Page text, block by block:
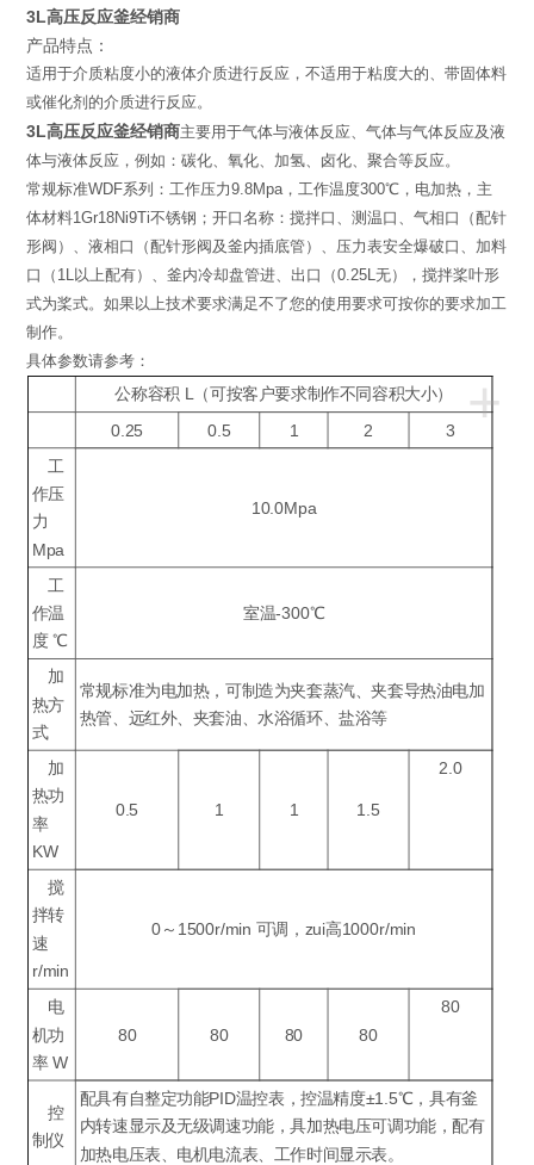
3L高压反应釜经销商
产品特点：
适用于介质粘度小的液体介质进行反应，不适用于粘度大的、带固体料
或催化剂的介质进行反应。
3L高压反应釜经销商主要用于气体与液体反应、气体与气体反应及液
体与液体反应，例如：碳化、氧化、加氢、卤化、聚合等反应。
常规标准WDF系列：工作压力9.8Mpa，工作温度300℃，电加热，主
体材料1Gr18Ni9Ti不锈钢；开口名称：搅拌口、测温口、气相口（配针
形阀）、液相口（配针形阀及釜内插底管）、压力表安全爆破口、加料
口（1L以上配有）、釜内冷却盘管进、出口（0.25L无），搅拌桨叶形
式为桨式。如果以上技术要求满足不了您的使用要求可按你的要求加工
制作。
具体参数请参考：
+
公称容积 L（可按客户要求制作不同容积大小）
0.25
0.5 1 2 3
工
作压
力
Mpa
10.0Mpa
工
作温
度 ℃
室温-300℃
加
热方
式
常规标准为电加热，可制造为夹套蒸汽、夹套导热油电加
热管、远红外、夹套油、水浴循环、盐浴等
加
热功
率
KW
0.5 1 1 1.5
2.0
搅
拌转
速
r/min
0～1500r/min 可调，zui高1000r/min
电
机功
率 W
80 80 80 80
80
控
制仪
配具有自整定功能PID温控表，控温精度±1.5℃，具有釜
内转速显示及无级调速功能，具加热电压可调功能，配有
加热电压表、电机电流表、工作时间显示表。